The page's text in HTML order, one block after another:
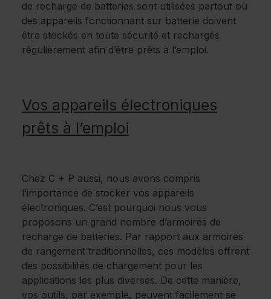
de recharge de batteries sont utilisées partout où
des appareils fonctionnant sur batterie doivent
être stockés en toute sécurité et rechargés
régulièrement afin d’être prêts à l’emploi.
Vos appareils électroniques
prêts à l’emploi
Chez C + P aussi, nous avons compris
l’importance de stocker vos appareils
électroniques. C’est pourquoi nous vous
proposons un grand nombre d’armoires de
recharge de batteries. Par rapport aux armoires
de rangement traditionnelles, ces modèles offrent
des possibilités de chargement pour les
applications les plus diverses. De cette manière,
vos outils, par exemple, peuvent facilement se